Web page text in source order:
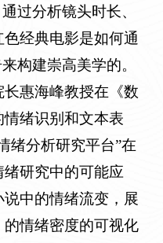
过分析镜头时长、
经典电影是如何通
构建崇高美学的。
惠海峰教授在《数
绪识别和文本表
绪分析研究平台”在
研究中的可能应
中的情绪流变，展
情绪密度的可视化